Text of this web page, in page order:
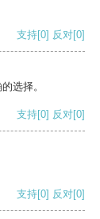
支持[0] 反对[0]
选择。
支持[0] 反对[0]
支持[0] 反对[0]